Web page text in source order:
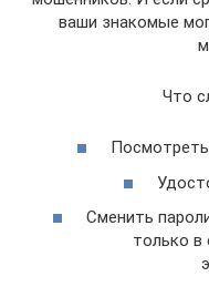
ваши знакомые
Что
Сменить
только в